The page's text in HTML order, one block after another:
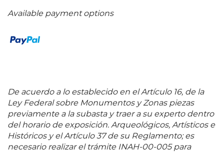
Available payment options
De acuerdo a lo establecido en el Artículo 16, de la
Ley Federal sobre Monumentos y Zonas piezas
previamente a la subasta y traer a su experto dentro
del horario de exposición. Arqueológicos, Artísticos e
Históricos y el Artículo 37 de su Reglamento; es
necesario realizar el trámite INAH-00-005 para